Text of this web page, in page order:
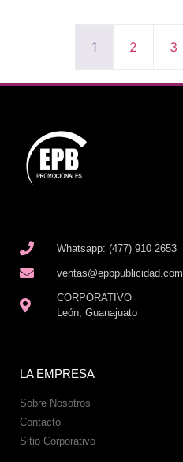
1 2 3
Whatsapp: (477) 910 2653
ventas@epbpublicidad.com
CORPORATIVO
León, Guanajuato
LA EMPRESA
Sobre Nosotros
Contacto
Sitio Corporativo